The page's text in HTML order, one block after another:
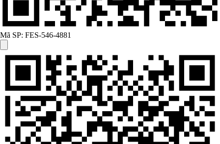
Mã SP: FES-546-4881